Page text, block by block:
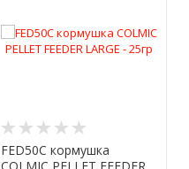
FED50C кормушка